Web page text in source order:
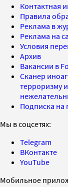
Контактная
Правила
Реклама в
Реклама на
Условия
Архив
Вакансии в
Сканер
терроризму
Подписка на
Мы в соцсетях:
Telegram
ВКонтакте
YouTube
Мобильное